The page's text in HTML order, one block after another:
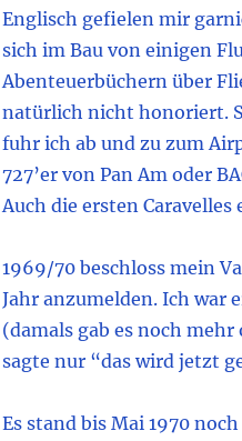
Englisch gefielen mir
sich im Bau von einigen
Abenteuerbüchern über
natürlich nicht honoriert.
fuhr ich ab und zu zum
727’er von Pan Am oder
Auch die ersten
1969/70 beschloss mein
Jahr anzumelden. Ich war
(damals gab es noch
sagte nur “das wird jetzt
Es stand bis Mai 1970